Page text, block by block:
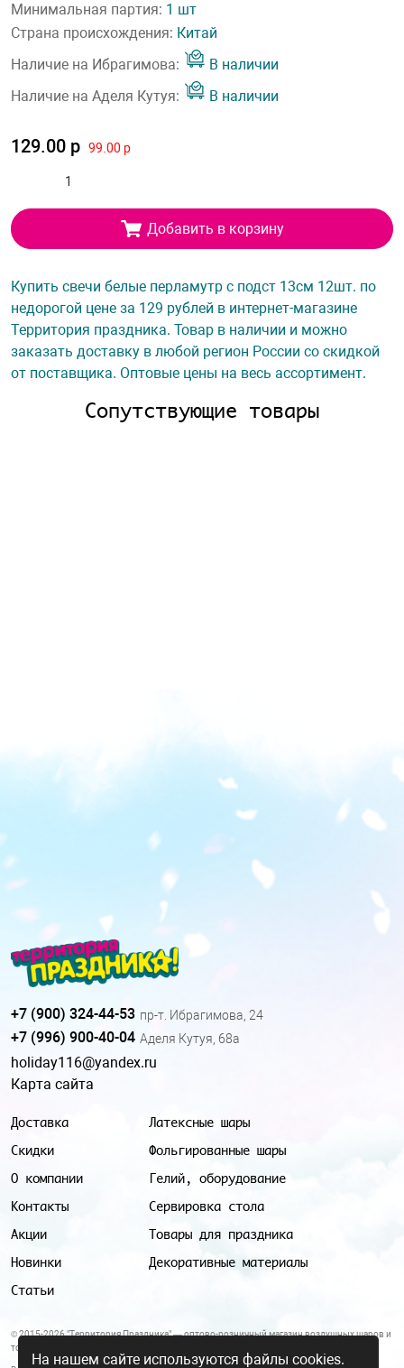
Минимальная партия: 1 шт
Страна происхождения: Китай
Наличие на Ибрагимова:
В наличии
Наличие на Аделя Кутуя:
В наличии
129.00 р 99.00 р
Добавить в корзину
Купить свечи белые перламутр с подст 13см 12шт. по
недорогой цене за 129 рублей в интернет-магазине
Территория праздника. Товар в наличии и можно
заказать доставку в любой регион России со скидкой
от поставщика. Оптовые цены на весь ассортимент.
Сопутствующие товары
Доставка
Скидки
О компании
Контакты
Акции
Новинки
Статьи
Латексные шары
Фольгированные шары
Гелий, оборудование
Сервировка стола
Товары для праздника
Декоративные материалы
+7 (900) 324-44-53 пр-т. Ибрагимова, 24
+7 (996) 900-40-04 Аделя Кутуя, 68а
holiday116@yandex.ru
Карта сайта
© 2015-2026 "Территория Праздника" — оптово-розничный магазин воздушных шаров и
товаров для праздника.
На нашем сайте используются файлы cookies.